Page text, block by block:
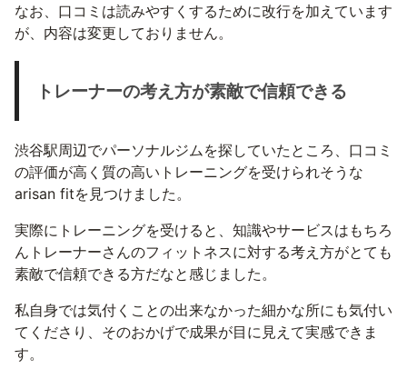
なお、口コミは読みやすくするために改行を加えています
が、内容は変更しておりません。
トレーナーの考え方が素敵で信頼できる
渋谷駅周辺でパーソナルジムを探していたところ、口コミ
の評価が高く質の高いトレーニングを受けられそうな
arisan fitを見つけました。
実際にトレーニングを受けると、知識やサービスはもちろ
んトレーナーさんのフィットネスに対する考え方がとても
素敵で信頼できる方だなと感じました。
私自身では気付くことの出来なかった細かな所にも気付い
てくださり、そのおかげで成果が目に見えて実感できま
す。